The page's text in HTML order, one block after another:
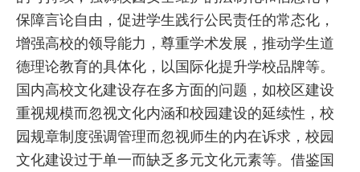
保障言论自由，促进学生践行公民责任的常态化，
增强高校的领导能力，尊重学术发展，推动学生道
德理论教育的具体化，以国际化提升学校品牌等。
国内高校文化建设存在多方面的问题，如校区建设
重视规模而忽视文化内涵和校园建设的延续性，校
园规章制度强调管理而忽视师生的内在诉求，校园
文化建设过于单一而缺乏多元文化元素等。借鉴国